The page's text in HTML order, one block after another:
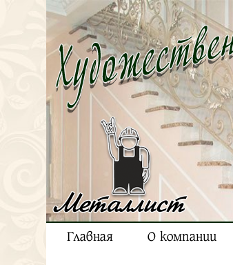
Металлист
Главная О компании